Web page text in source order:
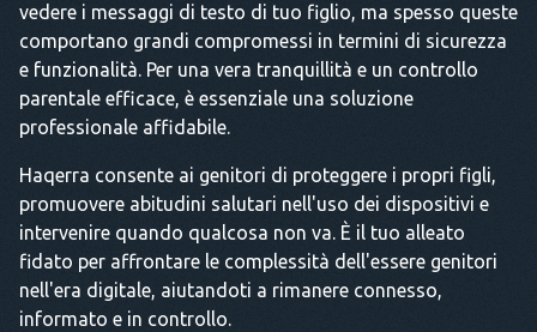
vedere i messaggi di testo di tuo figlio, ma spesso queste
comportano grandi compromessi in termini di sicurezza
e funzionalità. Per una vera tranquillità e un controllo
parentale efficace, è essenziale una soluzione
professionale affidabile.
Haqerra consente ai genitori di proteggere i propri figli,
promuovere abitudini salutari nell'uso dei dispositivi e
intervenire quando qualcosa non va. È il tuo alleato
fidato per affrontare le complessità dell'essere genitori
nell'era digitale, aiutandoti a rimanere connesso,
informato e in controllo.